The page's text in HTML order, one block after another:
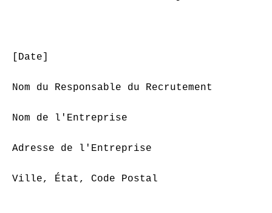
[Date]
Nom du Responsable du Recrutement
Nom de l'Entreprise
Adresse de l'Entreprise
Ville, État, Code Postal